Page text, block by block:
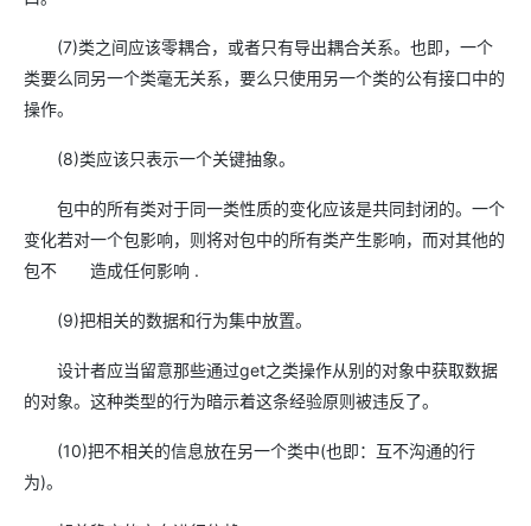
(7)类之间应该零耦合，或者只有导出耦合关系。也即，一个
类要么同另一个类毫无关系，要么只使用另一个类的公有接口中的
操作。
(8)类应该只表示一个关键抽象。
包中的所有类对于同一类性质的变化应该是共同封闭的。一个
变化若对一个包影响，则将对包中的所有类产生影响，而对其他的
包不 造成任何影响 .
(9)把相关的数据和行为集中放置。
设计者应当留意那些通过get之类操作从别的对象中获取数据
的对象。这种类型的行为暗示着这条经验原则被违反了。
(10)把不相关的信息放在另一个类中(也即：互不沟通的行
为)。